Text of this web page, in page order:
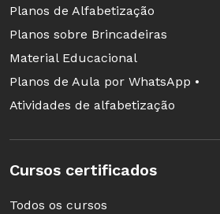
Planos de Alfabetização
Planos sobre Brincadeiras
Material Educacional
Planos de Aula por WhatsApp •
Atividades de alfabetização
Cursos certificados
Todos os cursos